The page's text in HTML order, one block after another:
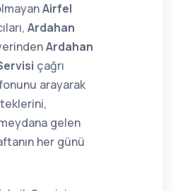
Airfel
Ardahan
Ardahan
çağrı
arayarak
gelen
her günü